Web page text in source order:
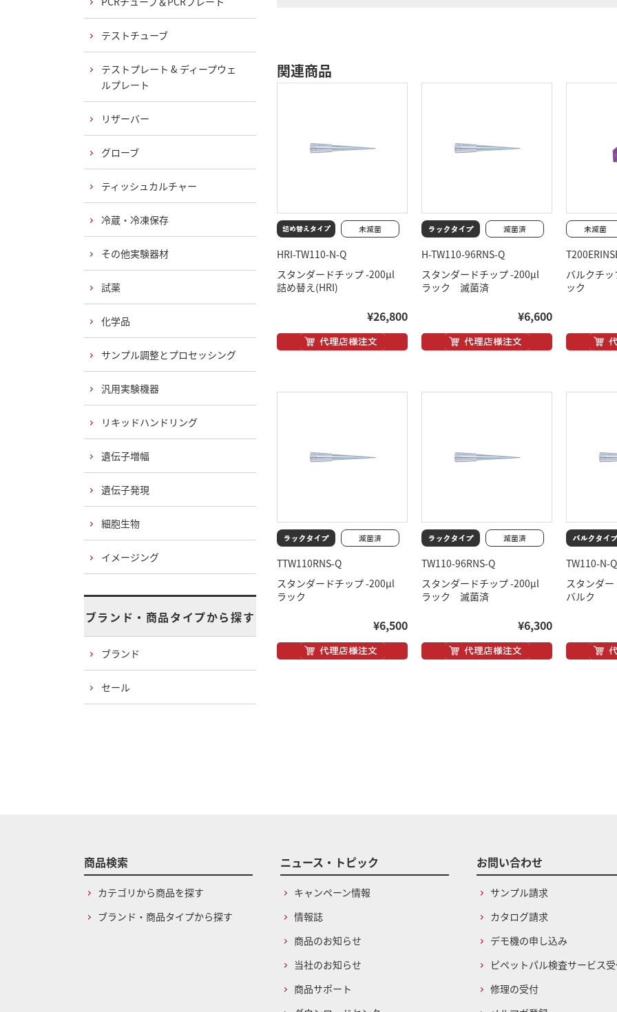
関連商品
HRI-TW110-N-Q
スタンダードチップ -200μl
詰め替え(HRI)
¥26,800
H-TW110-96RNS-Q
スタンダードチップ -200μl
ラック 滅菌済
¥6,600
バルクチ
ック
TTW110RNS-Q
スタンダードチップ -200μl
ラック
¥6,500
TW110-96RNS-Q
スタンダードチップ -200μl
ラック 滅菌済
¥6,300
TW110-N-Q
スタンダ
バルク
テストチューブ
テストプレート & ディープウェ
ルプレート
リザーバー
グローブ
ティッシュカルチャー
冷蔵・冷凍保存
その他実験器材
試薬
化学品
サンプル調整とプロセッシング
汎用実験機器
リキッドハンドリング
遺伝子増幅
遺伝子発現
細胞生物
イメージング
ブランド・商品タイプから探す
ブランド
セール
商品検索
カテゴリから商品を探す
ブランド・商品タイプから探す
ニュース・トピック
キャンペーン情報
情報誌
商品のお知らせ
当社のお知らせ
商品サポート
お問い合わせ
サンプル請求
カタログ請求
デモ機の申し込み
ピペットパル検査サービス
修理の受付